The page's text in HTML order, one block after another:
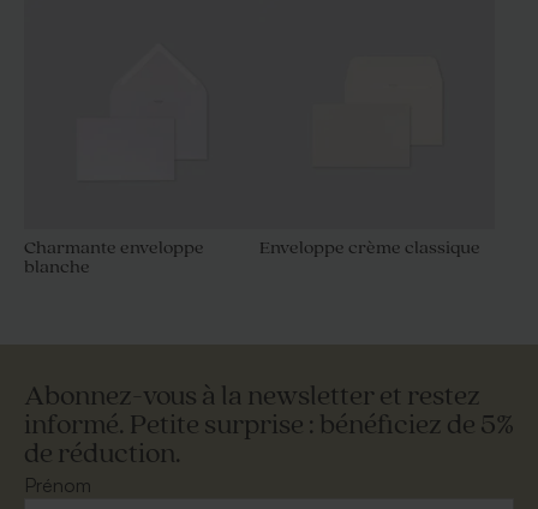
Charmante enveloppe
blanche
Enveloppe crème classique
Abonnez-vous à la newsletter et restez
informé. Petite surprise : bénéficiez de 5%
de réduction.
Prénom